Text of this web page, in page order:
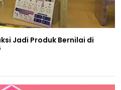
Jadi Produk Bernilai di